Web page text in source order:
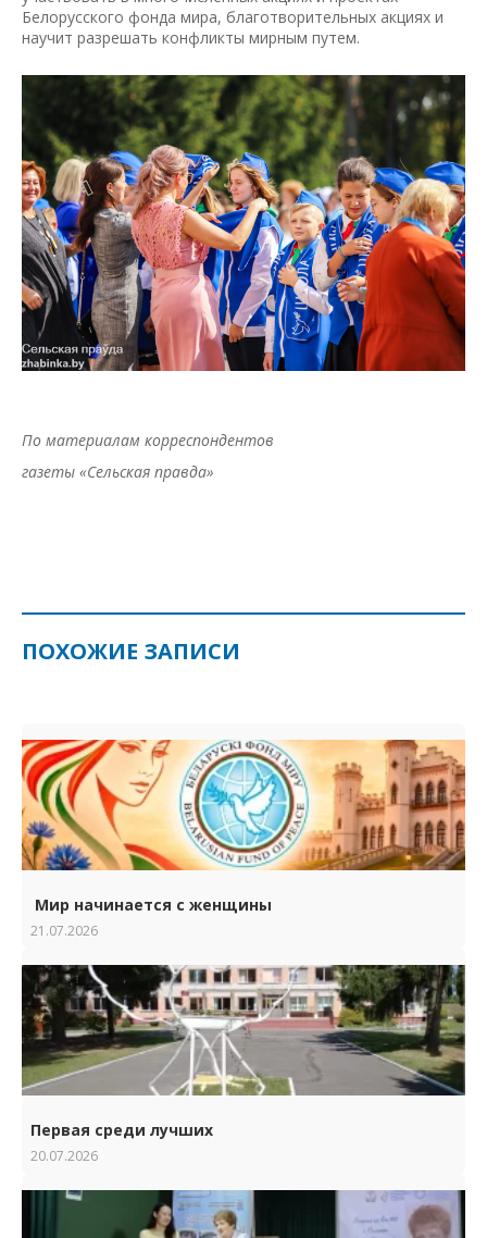
Белорусского фонда мира, благотворительных акциях и
научит разрешать конфликты мирным путем.
По материалам корреспондентов
газеты «Сельская правда»
ПОХОЖИЕ ЗАПИСИ
Мир начинается с женщины
21.07.2026
Первая среди лучших
20.07.2026